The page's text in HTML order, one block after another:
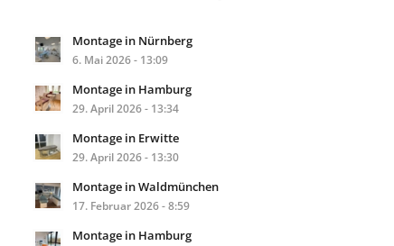
Montage in Nürnberg
6. Mai 2026 - 13:09
Montage in Hamburg
29. April 2026 - 13:34
Montage in Erwitte
29. April 2026 - 13:30
Montage in Waldmünchen
17. Februar 2026 - 8:59
Montage in Hamburg